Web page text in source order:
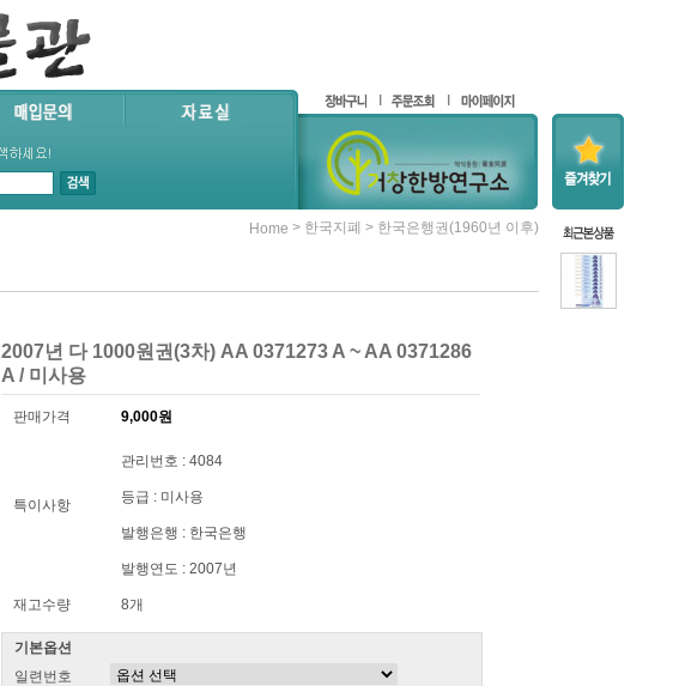
Home > 한국지폐 > 한국은행권(1960년 이후)
2007년 다 1000원권(3차) AA 0371273 A ~ AA 0371286
A / 미사용
판매가격 9,000원
특이사항
관리번호 : 4084
등급 : 미사용
발행은행 : 한국은행
발행연도 : 2007년
재고수량 8개
기본옵션
일련번호